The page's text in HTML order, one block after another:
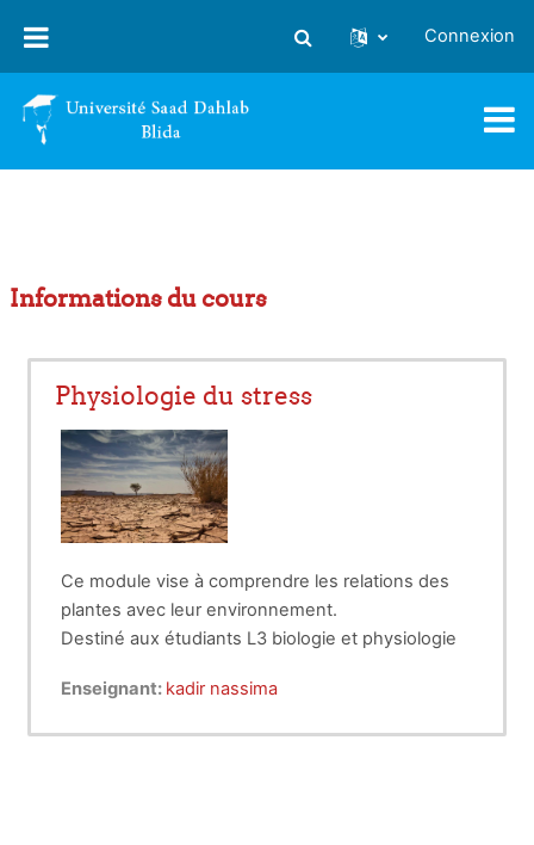
Activer/désactiver la saisie
Connexion
Informations du cours
Physiologie du stress
Ce module vise à comprendre les relations des
plantes avec leur environnement.
Destiné aux étudiants L3 biologie et physiologie
Enseignant: kadir nassima